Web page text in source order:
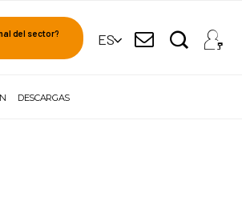
del sector? ES
DESCARGAS